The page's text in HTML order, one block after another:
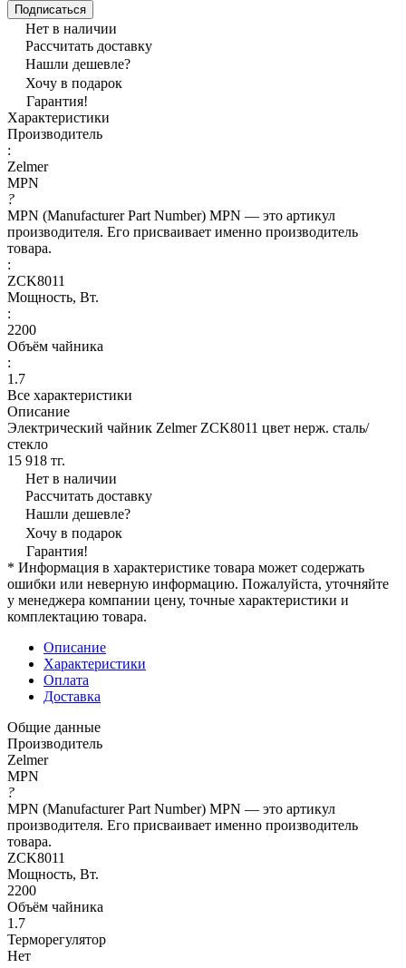
Подписаться
Нет в наличии
Рассчитать доставку
Нашли дешевле?
Хочу в подарок
Гарантия!
Характеристики
Производитель
:
Zelmer
MPN
?
MPN (Manufacturer Part Number) MPN — это артикул
производителя. Его присваивает именно производитель
товара.
:
ZCK8011
Мощность, Вт.
:
2200
Объём чайника
:
1.7
Все характеристики
Описание
Электрический чайник Zelmer ZCK8011 цвет нерж. сталь/
стекло
15 918 тг.
Нет в наличии
Рассчитать доставку
Нашли дешевле?
Хочу в подарок
Гарантия!
* Информация в характеристике товара может содержать
ошибки или неверную информацию. Пожалуйста, уточняйте
у менеджера компании цену, точные характеристики и
комплектацию товара.
Описание
Характеристики
Оплата
Доставка
Общие данные
Производитель
Zelmer
MPN
?
MPN (Manufacturer Part Number) MPN — это артикул
производителя. Его присваивает именно производитель
товара.
ZCK8011
Мощность, Вт.
2200
Объём чайника
1.7
Терморегулятор
Нет